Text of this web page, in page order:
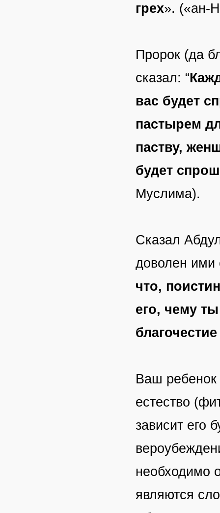
грех». («ан-
Пророк (да
сказал: “
вас будет
пастырем
паству,
будет
Муслима).
Сказал
доволен ими
что,
его, чему
Ваш ребенок
естество
зависит его
необходимо
являются